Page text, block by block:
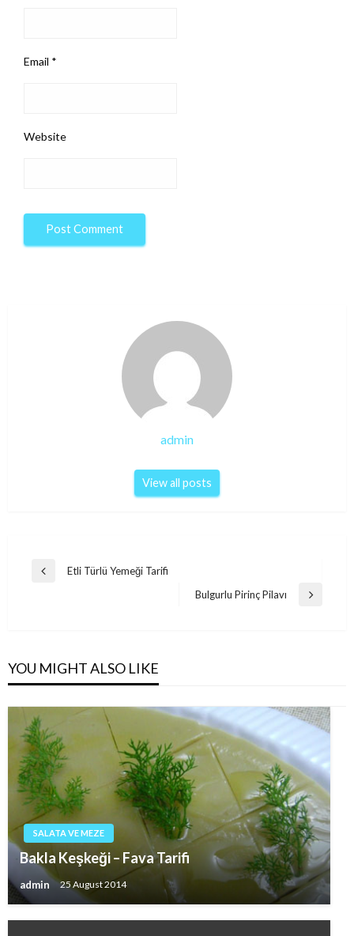
Email *
Website
admin
View all posts
Post
Previous
Etli Türlü Yemeği Tarifi
Next
Bulgurlu Pirinç Pilavı
YOU MIGHT ALSO LIKE
SALATA VE MEZE
Bakla Keşkeği – Fava Tarifi
admin 25 August 2014